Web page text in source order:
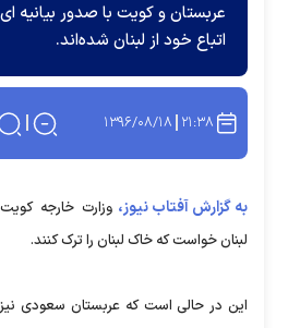
عربستان و کویت با صدور بیانیه
اتباع خود از لبنان شد‌ه‌اند.
۲۱:۳۸ ۱۳۹۶/۰۸/۱۸
به گزارش آفتاب نیوز، وزارت خارجه
لبنان خواست که خاک لبنان را ترک کنند.
این در حالی است که عربستان سعودی نیز